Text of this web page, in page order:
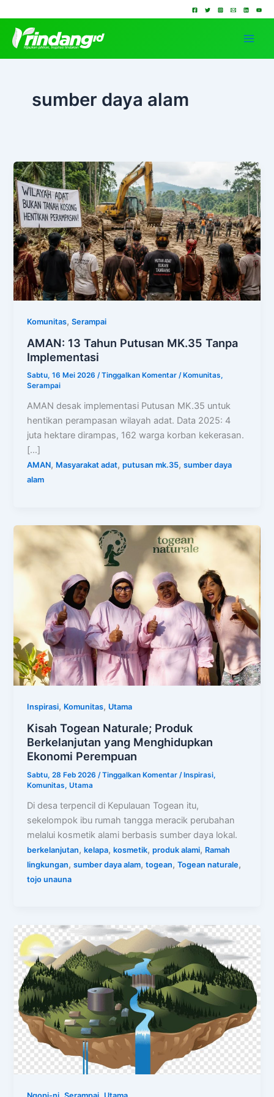
ke
konten
sumber daya alam
Komunitas,Serampai
AMAN: 13 Tahun Putusan MK.35 Tanpa
Implementasi
Sabtu, 16 Mei 2026/Tinggalkan Komentar / Komunitas,
Serampai
AMAN desak implementasi Putusan MK.35 untuk
hentikan perampasan wilayah adat. Data 2025: 4
juta hektare dirampas, 162 warga korban kekerasan.
[…]
AMAN, Masyarakat adat,putusan mk.35,sumber daya
alam
Inspirasi, Komunitas, Utama
Kisah Togean Naturale; Produk
Berkelanjutan yang Menghidupkan
Ekonomi Perempuan
Sabtu, 28 Feb 2026/Tinggalkan Komentar / Inspirasi,
Komunitas,Utama
Di desa terpencil di Kepulauan Togean itu,
sekelompok ibu rumah tangga meracik perubahan
melalui kosmetik alami berbasis sumber daya lokal.
berkelanjutan,kelapa,kosmetik,produk alami, Ramah
lingkungan,sumber daya alam,togean,Togean naturale,
tojo unauna